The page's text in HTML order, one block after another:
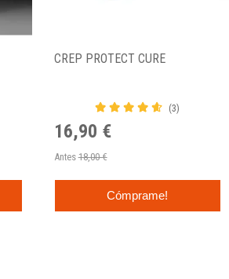
CREP PROTECT CURE
(3)
16,90 €
Antes 18,00 €
Cómprame!